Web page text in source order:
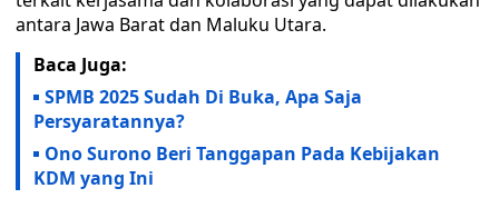
antara Jawa Barat dan Maluku Utara.
Baca Juga:
SPMB 2025 Sudah Di Buka, Apa Saja
Persyaratannya?
Ono Surono Beri Tanggapan Pada Kebijakan
KDM yang Ini